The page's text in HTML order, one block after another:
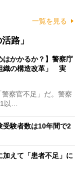
一覧を見る
路」
はかかるか？】警察庁
織の構造改革」 実
察官不足」だ。警察
以…
受験者数は10年間で2
加えて「患者不足」に